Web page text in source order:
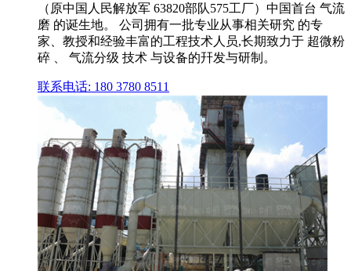
（原中国人民解放军 63820部队575工厂）中国首台 气流
磨 的诞生地。 公司拥有一批专业从事相关研究 的专
家、教授和经验丰富的工程技术人员,长期致力于 超微粉
碎 、 气流分级 技术 与设备的幵发与研制。
联系电话: 180 3780 8511